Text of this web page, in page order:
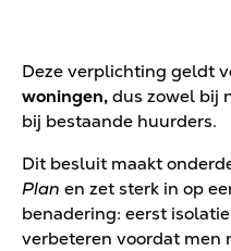
Deze verplichting geldt
woningen,dus zowel bij
bij bestaande huurders.
Dit besluit maakt
Plan en zet sterk in op
benadering: eerst
verbeteren voordat men